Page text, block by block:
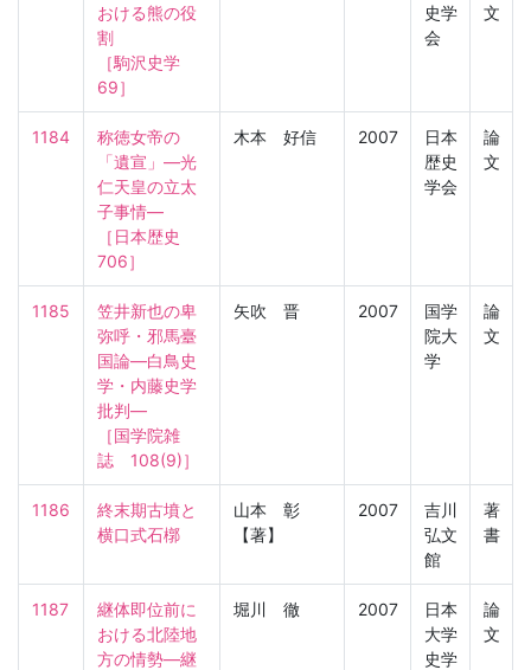
おける熊の役
割
［駒沢史学
69］
史学
会
文
1184
称徳女帝の
「遺宣」―光
仁天皇の立太
子事情―
［日本歴史
706］
木本 好信 2007
日本
歴史
学会
論
文
1185
笠井新也の卑
弥呼・邪馬臺
国論―白鳥史
学・内藤史学
批判―
［国学院雑
誌　108(9)］
矢吹 晋 2007
国学
院大
学
論
文
1186
終末期古墳と
横口式石槨
山本 彰
【著】
2007
吉川
弘文
館
著
書
1187
継体即位前に
おける北陸地
方の情勢―継
堀川 徹 2007
日本
大学
史学
論
文